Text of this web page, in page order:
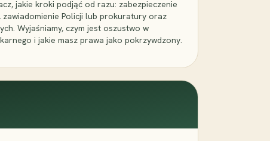
jakie kroki podjąć od razu: zabezpieczenie
Policji lub prokuratury oraz
Wyjaśniamy, czym jest oszustwo w
i jakie masz prawa jako pokrzywdzony.